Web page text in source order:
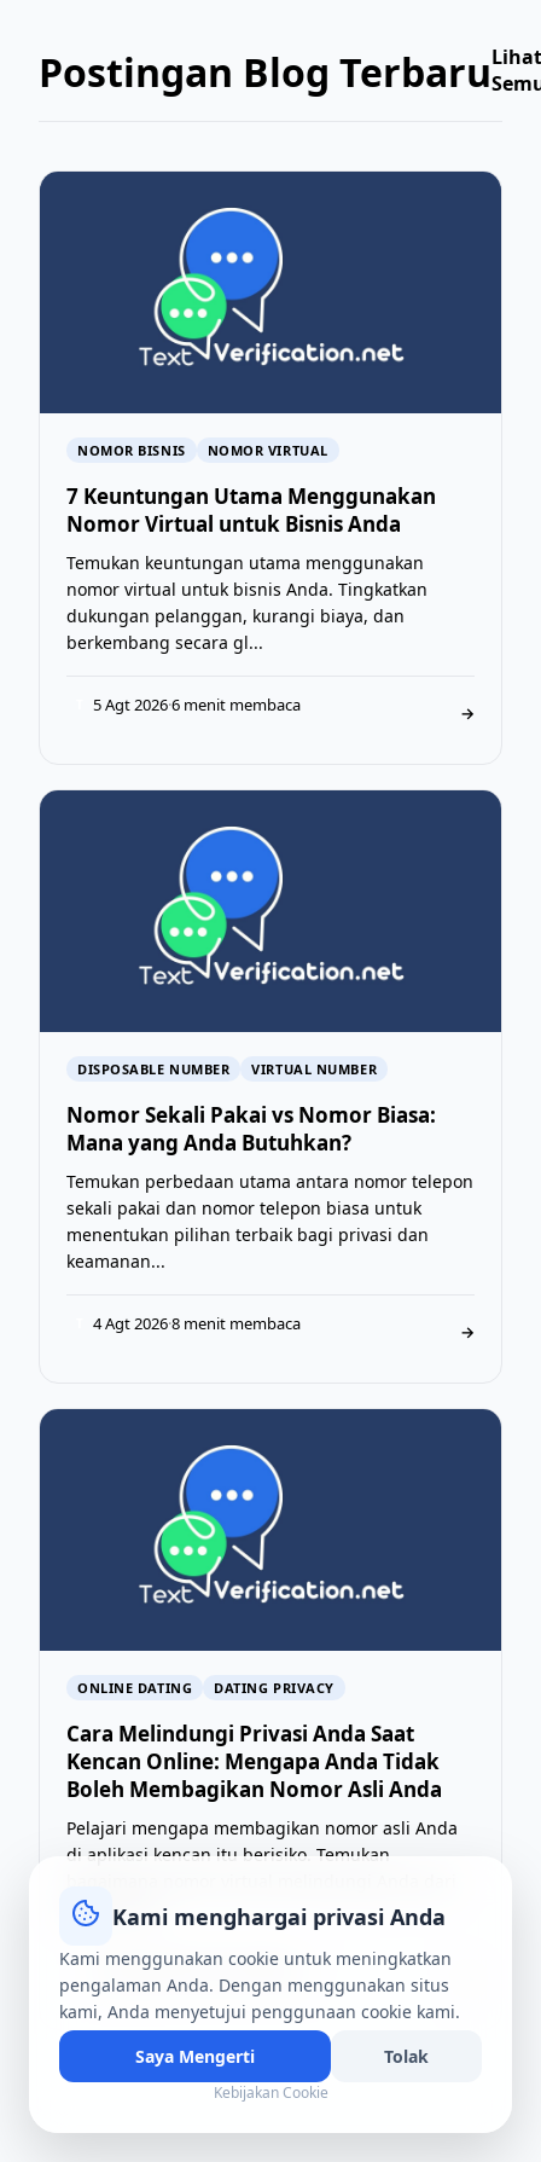
Postingan Blog TerbaruLihat
NOMOR BISNIS NOMOR VIRTUAL
7 Keuntungan Utama Menggunakan
Nomor Virtual untuk Bisnis Anda
Temukan keuntungan utama menggunakan
nomor virtual untuk bisnis Anda. Tingkatkan
dukungan pelanggan, kurangi biaya, dan
berkembang secara gl...
5 Agt 2026·6 menit membaca →
DISPOSABLE NUMBER VIRTUAL NUMBER
Nomor Sekali Pakai vs Nomor Biasa:
Mana yang Anda Butuhkan?
Temukan perbedaan utama antara nomor telepon
sekali pakai dan nomor telepon biasa untuk
menentukan pilihan terbaik bagi privasi dan
keamanan...
4 Agt 2026·8 menit membaca →
ONLINE DATING DATING PRIVACY
Cara Melindungi Privasi Anda Saat
Kencan Online: Mengapa Anda Tidak
Boleh Membagikan Nomor Asli Anda
Pelajari mengapa membagikan nomor asli Anda
di aplikasi kencan itu berisiko. Temukan
penguntita...
T 4 Agt 2026·8 menit membaca
Kami menghargai privasi Anda
Kami menggunakan cookie untuk meningkatkan
pengalaman Anda. Dengan menggunakan situs
kami, Anda menyetujui penggunaan cookie kami.
Saya Mengerti
Tolak
Kebijakan Cookie